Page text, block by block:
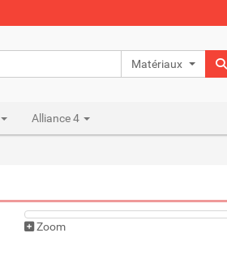
Matériaux naturels
Alliance 4
Zoom